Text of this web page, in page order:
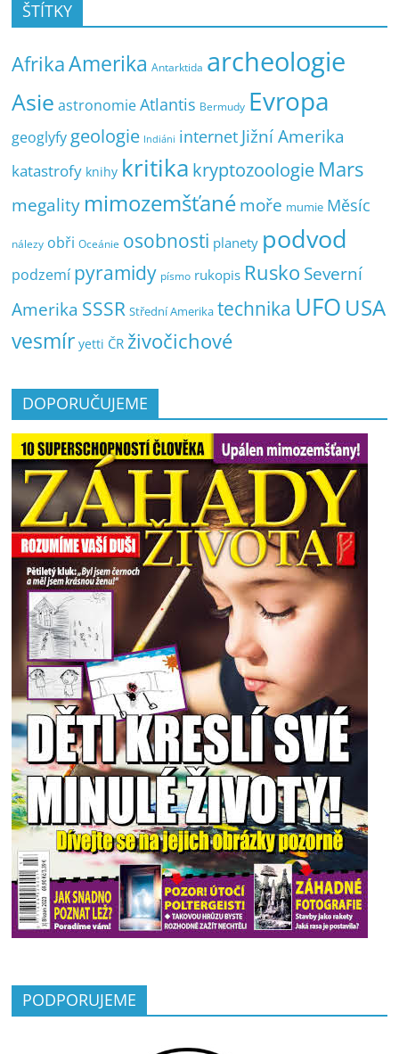
ŠTÍTKY
AfrikaAmerika Antarktida archeologie
Asie astronomie Atlantis Bermudy Evropa
geoglyfy geologie Indiáni internet Jižní Amerika
katastrofy knihy kritika kryptozoologie Mars
megality mimozemšťanémoře mumie Měsíc
nálezy obři Oceánie osobnosti planety podvod
podzemí pyramidy písmo rukopis Rusko Severní
Amerika SSSR Střední Amerika technika UFO USA
vesmír yetti ČR živočichové
DOPORUČUJEME
PODPORUJEME